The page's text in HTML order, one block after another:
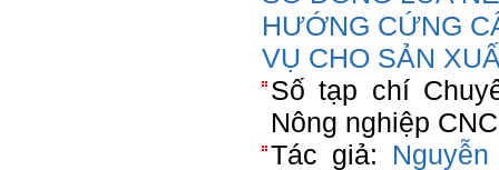
HƯỚNG CỨNG
VỤ CHO SẢN
Số tạp chí
Nông nghiệp
Tác giả: